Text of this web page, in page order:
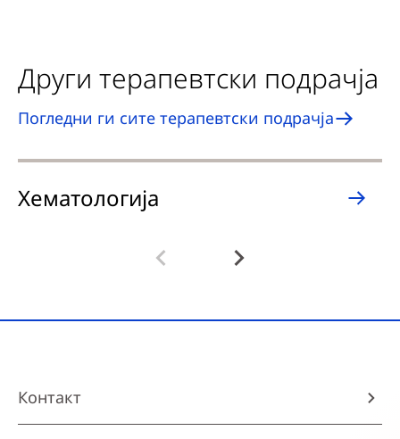
Други терапевтски подрачја
Погледни ги сите терапевтски подрачја
Хематологија
Контакт